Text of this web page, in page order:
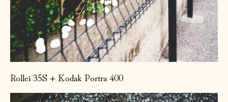
Rollei 35S + Kodak Portra 400